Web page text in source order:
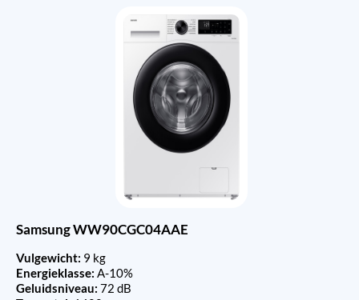
Samsung WW90CGC04AAE
Vulgewicht: 9 kg
Energieklasse: A-10%
Geluidsniveau: 72 dB